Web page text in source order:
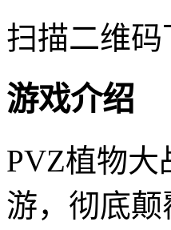
扫描二维码
游戏介绍
PVZ植物大
游，彻底